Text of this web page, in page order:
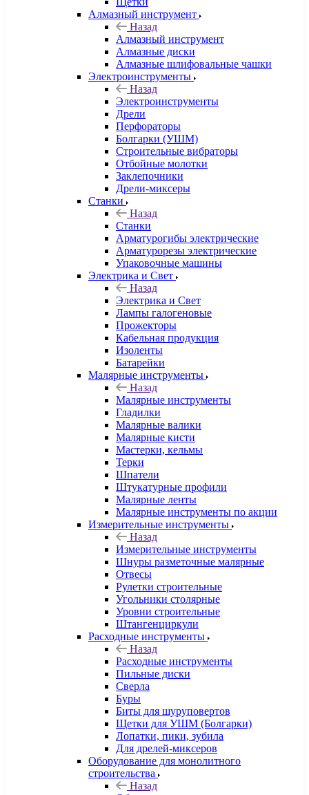
Алмазный инструмент
Назад
Алмазный инструмент
Алмазные диски
Алмазные шлифовальные чашки
Электроинструменты
Назад
Электроинструменты
Дрели
Перфораторы
Болгарки (УШМ)
Строительные вибраторы
Отбойные молотки
Заклепочники
Дрели-миксеры
Станки
Назад
Станки
Арматурогибы электрические
Арматурорезы электрические
Упаковочные машины
Электрика и Свет
Назад
Электрика и Свет
Лампы галогеновые
Прожекторы
Кабельная продукция
Изоленты
Батарейки
Малярные инструменты
Назад
Малярные инструменты
Гладилки
Малярные валики
Малярные кисти
Мастерки, кельмы
Терки
Шпатели
Штукатурные профили
Малярные ленты
Малярные инструменты по акции
Измерительные инструменты
Назад
Измерительные инструменты
Шнуры разметочные малярные
Отвесы
Рулетки строительные
Угольники столярные
Уровни строительные
Штангенциркули
Расходные инструменты
Назад
Расходные инструменты
Пильные диски
Сверла
Буры
Биты для шуруповертов
Щетки для УШМ (Болгарки)
Лопатки, пики, зубила
Для дрелей-миксеров
Оборудование для монолитного
строительства
Назад